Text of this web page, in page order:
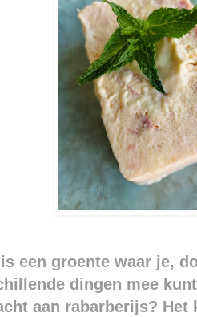
een groente waar je,
dingen mee
aan rabarberijs?